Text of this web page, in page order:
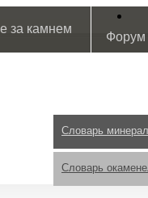
за камнем
Форум
Словарь
Словарь